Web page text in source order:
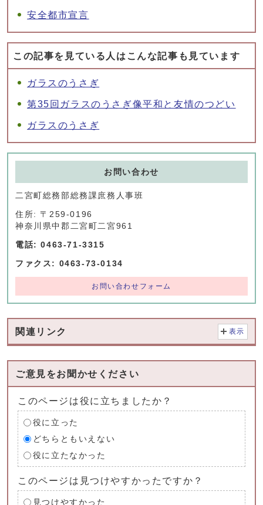
安全都市宣言
この記事を見ている人はこんな記事も見ています
ガラスのうさぎ
第35回ガラスのうさぎ像平和と友情のつどい
ガラスのうさぎ
お問い合わせ
二宮町総務部総務課庶務人事班
住所: 〒259-0196
神奈川県中郡二宮町二宮961
電話: 0463-71-3315
ファクス: 0463-73-0134
お問い合わせフォーム
関連リンク 表示
ご意見をお聞かせください
このページは役に立ちましたか？
役に立った
どちらともいえない
役に立たなかった
このページは見つけやすかったですか？
見つけやすかった